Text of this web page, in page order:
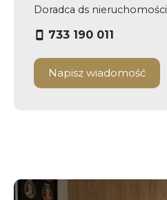
Doradca ds nieruchomości
733 190 011
Napisz wiadomość